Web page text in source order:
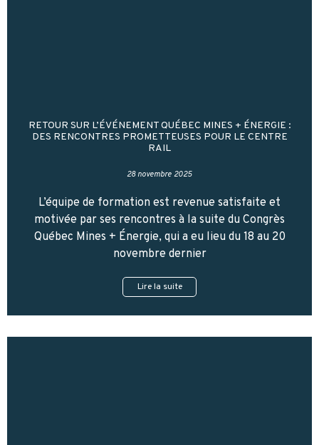
RETOUR SUR L’ÉVÉNEMENT QUÉBEC MINES + ÉNERGIE :
DES RENCONTRES PROMETTEUSES POUR LE CENTRE
RAIL
28 novembre 2025
L’équipe de formation est revenue satisfaite et
motivée par ses rencontres à la suite du Congrès
Québec Mines + Énergie, qui a eu lieu du 18 au 20
novembre dernier
Lire la suite